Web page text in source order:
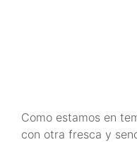
Como estamos en
con otra fresca y